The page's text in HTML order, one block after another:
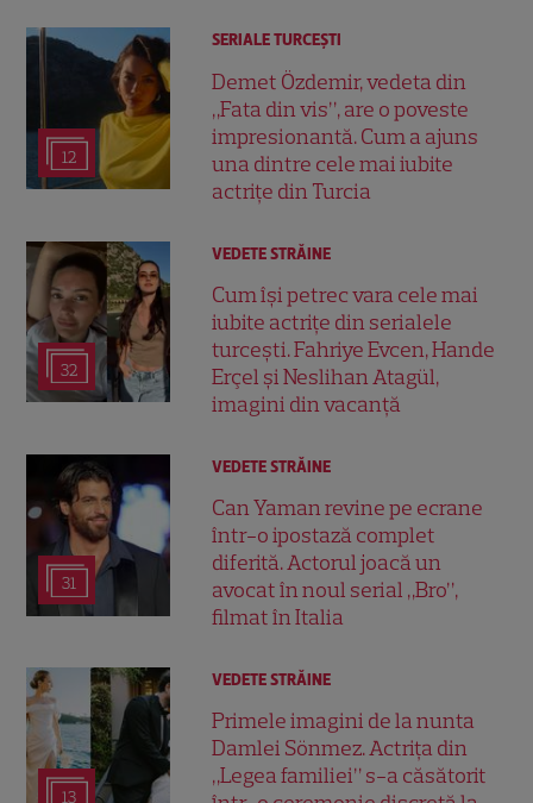
12
SERIALE TURCEŞTI
Demet Özdemir, vedeta din
„Fata din vis”, are o poveste
impresionantă. Cum a ajuns
una dintre cele mai iubite
actrițe din Turcia
32
VEDETE STRĂINE
Cum își petrec vara cele mai
iubite actrițe din serialele
turcești. Fahriye Evcen, Hande
Erçel și Neslihan Atagül,
imagini din vacanță
31
VEDETE STRĂINE
Can Yaman revine pe ecrane
într-o ipostază complet
diferită. Actorul joacă un
avocat în noul serial „Bro”,
filmat în Italia
13
VEDETE STRĂINE
Primele imagini de la nunta
Damlei Sönmez. Actrița din
„Legea familiei” s-a căsătorit